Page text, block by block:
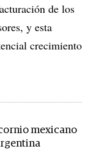
de los
y esta
crecimiento
mexicano